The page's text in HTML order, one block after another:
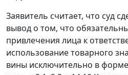
Заявитель считает, что суд
вывод о том, что
привлечения лица к
использование товарного
вины исключительно в